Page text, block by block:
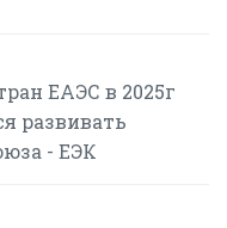
ЕАЭС в 2025г
развивать
- ЕЭК